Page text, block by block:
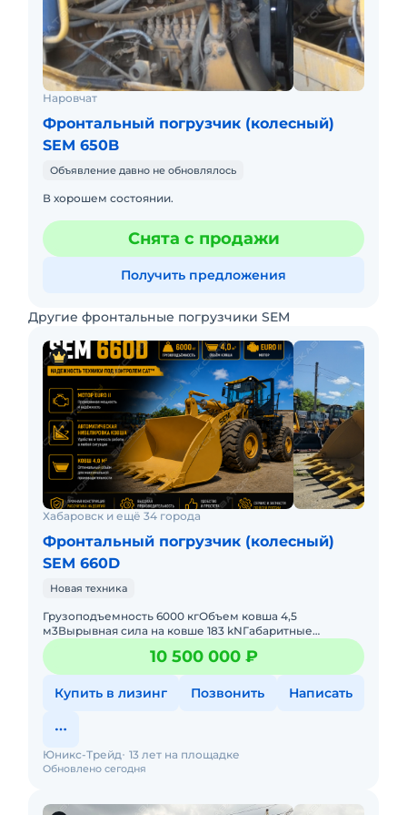
Наровчат
Фронтальный погрузчик (колесный)
SEM 650B
Объявление давно не обновлялось
В хорошем состоянии.
Снята с продажи
Получить предложения
Другие фронтальные погрузчики SEM
Хабаровск и ещё 34 города
Фронтальный погрузчик (колесный)
SEM 660D
Новая техника
Грузоподъемность 6000 кгОбъем ковша 4,5
м3Вырывная сила на ковше 183 kNГабаритные
размеры 8414х3370х3458 ммРулевое управление
ДжойстикСнаряженная масса 20000 кг
10 500 000 ₽
Купить в лизинг Позвонить Написать
Обновлено сегодня
Юникс-Трейд 13 лет на площадке